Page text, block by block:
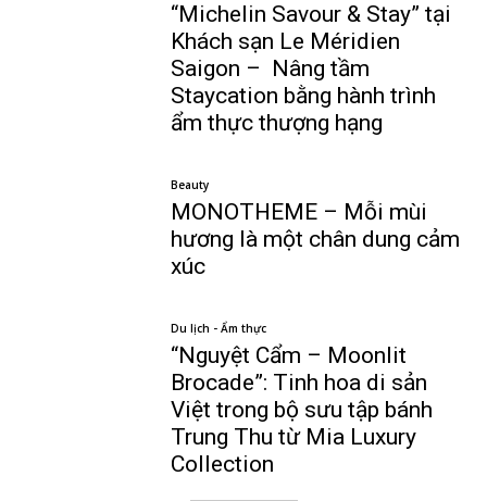
“Michelin Savour & Stay” tại
Khách sạn Le Méridien
Saigon – Nâng tầm
Staycation bằng hành trình
ẩm thực thượng hạng
Beauty
MONOTHEME – Mỗi mùi
hương là một chân dung cảm
xúc
Du lịch - Ẩm thực
“Nguyệt Cẩm – Moonlit
Brocade”: Tinh hoa di sản
Việt trong bộ sưu tập bánh
Trung Thu từ Mia Luxury
Collection